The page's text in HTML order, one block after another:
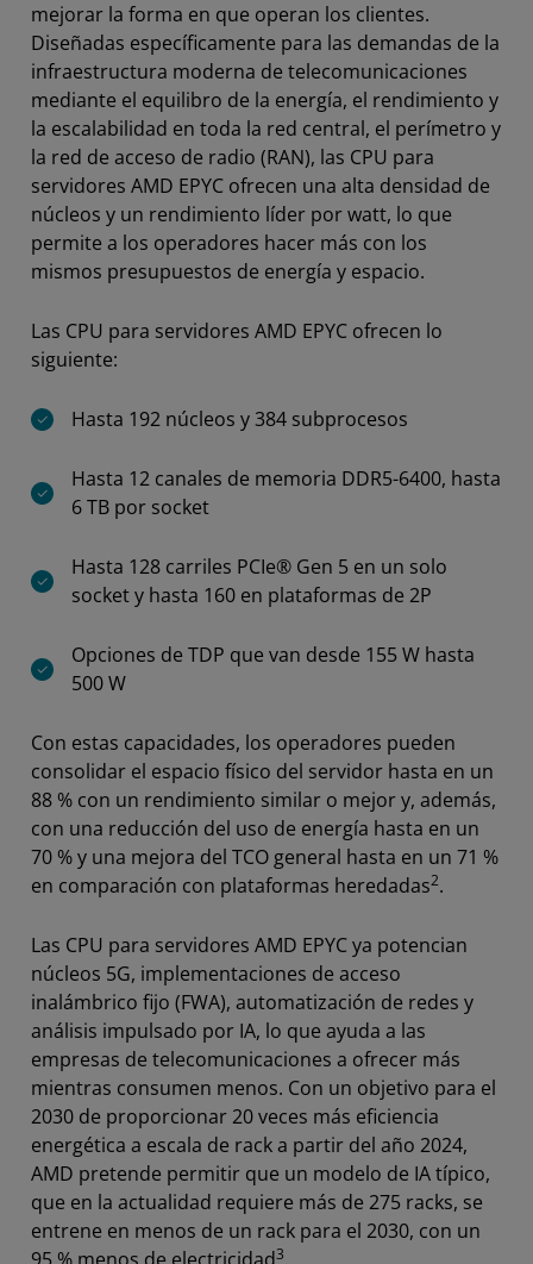
mejorar la forma en que operan los clientes.
Diseñadas específicamente para las demandas de la
infraestructura moderna de telecomunicaciones
mediante el equilibro de la energía, el rendimiento y
la escalabilidad en toda la red central, el perímetro y
la red de acceso de radio (RAN), las CPU para
servidores AMD EPYC ofrecen una alta densidad de
núcleos y un rendimiento líder por watt, lo que
permite a los operadores hacer más con los
mismos presupuestos de energía y espacio.
Las CPU para servidores AMD EPYC ofrecen lo
siguiente:
Hasta 192 núcleos y 384 subprocesos
Hasta 12 canales de memoria DDR5-6400, hasta
6 TB por socket
Hasta 128 carriles PCIe® Gen 5 en un solo
socket y hasta 160 en plataformas de 2P
Opciones de TDP que van desde 155 W hasta
500 W
Con estas capacidades, los operadores pueden
consolidar el espacio físico del servidor hasta en un
88 % con un rendimiento similar o mejor y, además,
con una reducción del uso de energía hasta en un
70 % y una mejora del TCO general hasta en un 71 %
en comparación con plataformas heredadas2.
Las CPU para servidores AMD EPYC ya potencian
núcleos 5G, implementaciones de acceso
inalámbrico fijo (FWA), automatización de redes y
análisis impulsado por IA, lo que ayuda a las
empresas de telecomunicaciones a ofrecer más
mientras consumen menos. Con un objetivo para el
2030 de proporcionar 20 veces más eficiencia
energética a escala de rack a partir del año 2024,
AMD pretende permitir que un modelo de IA típico,
que en la actualidad requiere más de 275 racks, se
entrene en menos de un rack para el 2030, con un
3